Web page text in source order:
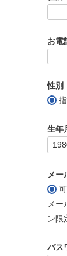
お電
性別
生年
メー
可
メ
ン限
パス